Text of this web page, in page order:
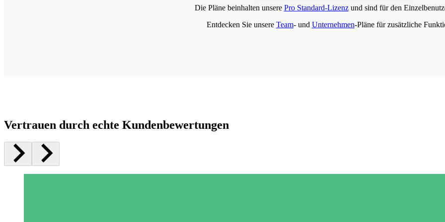
Die Pläne beinhalten unsere Pro Standard-Lizenzund sind für den
Entdecken Sie unsere Team- und Unternehmen-Pläne für zusätzliche
Vertrauen durch echte Kundenbewertungen